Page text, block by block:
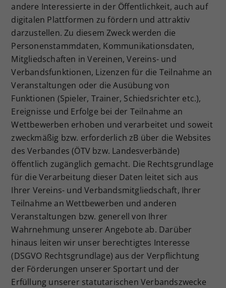
andere Interessierte in der Öffentlichkeit, auch auf
digitalen Plattformen zu fördern und attraktiv
darzustellen. Zu diesem Zweck werden die
Personenstammdaten, Kommunikationsdaten,
Mitgliedschaften in Vereinen, Vereins- und
Verbandsfunktionen, Lizenzen für die Teilnahme an
Veranstaltungen oder die Ausübung von
Funktionen (Spieler, Trainer, Schiedsrichter etc.),
Ereignisse und Erfolge bei der Teilnahme an
Wettbewerben erhoben und verarbeitet und soweit
zweckmäßig bzw. erforderlich zB über die Websites
des Verbandes (ÖTV bzw. Landesverbände)
öffentlich zugänglich gemacht. Die Rechtsgrundlage
für die Verarbeitung dieser Daten leitet sich aus
Ihrer Vereins- und Verbandsmitgliedschaft, Ihrer
Teilnahme an Wettbewerben und anderen
Veranstaltungen bzw. generell von Ihrer
Wahrnehmung unserer Angebote ab. Darüber
hinaus leiten wir unser berechtigtes Interesse
(DSGVO Rechtsgrundlage) aus der Verpflichtung
der Förderungen unserer Sportart und der
Erfüllung unserer statutarischen Verbandszwecke